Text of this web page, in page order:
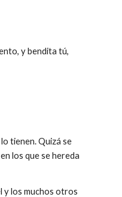
y bendita tú,
tienen. Quizá se
los que se hereda
y los muchos otros